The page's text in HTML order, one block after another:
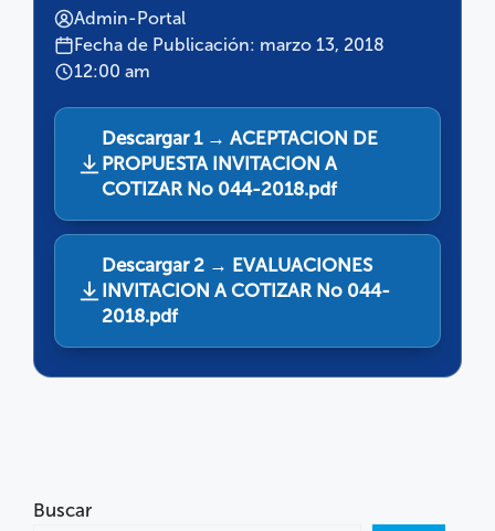
Admin-Portal
Fecha de Publicación: marzo 13, 2018
12:00 am
Descargar 1 → ACEPTACION DE
PROPUESTA INVITACION A
COTIZAR No 044-2018.pdf
Descargar 2 → EVALUACIONES
INVITACION A COTIZAR No 044-
2018.pdf
Buscar